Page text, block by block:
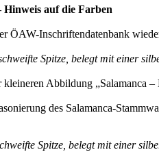
Hinweis auf die Farben
ÖAW-Inschriftendatenbank
Spitze, belegt mit einer
kleineren Abbildung „Salamanca
des Salamanca-
Spitze, belegt mit einer